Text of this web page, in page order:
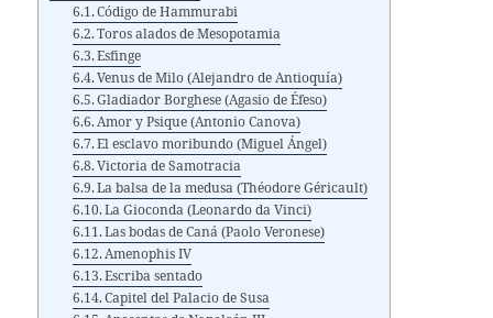
Código de Hammurabi
Toros alados de Mesopotamia
Esfinge
Venus de Milo (Alejandro de Antioquía)
Gladiador Borghese (Agasio de Éfeso)
Amor y Psique (Antonio Canova)
El esclavo moribundo (Miguel Ángel)
Victoria de Samotracia
La balsa de la medusa (Théodore Géricault)
La Gioconda (Leonardo da Vinci)
Las bodas de Caná (Paolo Veronese)
Amenophis IV
Escriba sentado
Capitel del Palacio de Susa